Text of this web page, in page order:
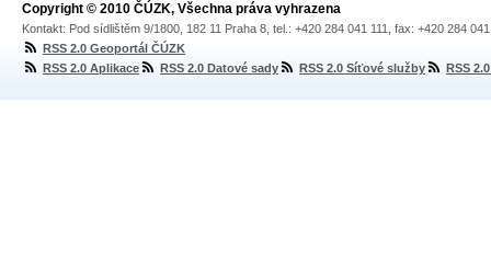
Copyright © 2010 ČÚZK, Všechna práva vyhrazena
Kontakt: Pod sídlištěm 9/1800, 182 11 Praha 8, tel.: +420 284 041 111, fax: +420 284
RSS 2.0 Geoportál ČÚZK
RSS 2.0 Aplikace
RSS 2.0 Datové sady RSS 2.0 Síťové služby RSS